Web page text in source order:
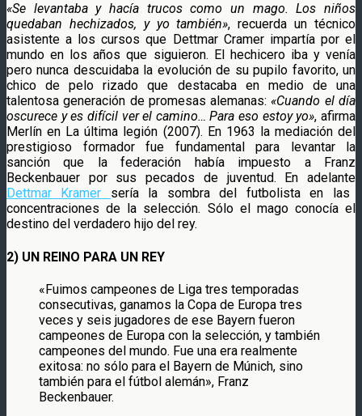
«Se levantaba y hacía trucos como un mago. Los niños
quedaban hechizados, y yo también», recuerda un técnico
asistente a los cursos que Dettmar Cramer impartía por el
mundo en los años que siguieron. El hechicero iba y venía
pero nunca descuidaba la evolución de su pupilo favorito, un
chico de pelo rizado que destacaba en medio de una
talentosa generación de promesas alemanas:«Cuando el día
oscurece y es difícil ver el camino… Para eso estoy yo», afirma
Merlín en La última legión (2007). En 1963 la mediación del
prestigioso formador fue fundamental para levantar la
sanción que la federación había impuesto a Franz
Beckenbauer por sus pecados de juventud. En adelante
Dettmar Kramer sería la sombra del futbolista en las
concentraciones de la selección. Sólo el mago conocía el
destino del verdadero hijo del rey.
2) UN REINO PARA UN REY
«Fuimos campeones de Liga tres temporadas
consecutivas, ganamos la Copa de Europa tres
veces y seis jugadores de ese Bayern fueron
campeones de Europa con la selección, y también
campeones del mundo. Fue una era realmente
exitosa: no sólo para el Bayern de Múnich, sino
también para el fútbol alemán», Franz
Beckenbauer.